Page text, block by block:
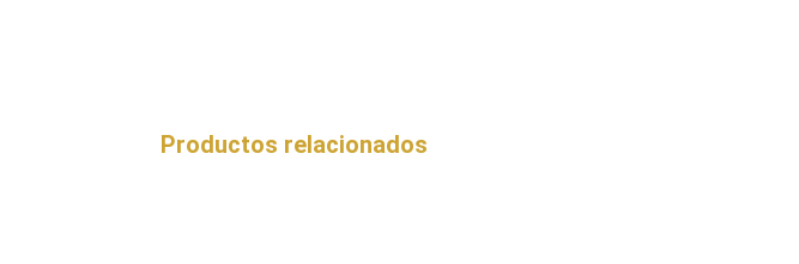
Productos relacionados